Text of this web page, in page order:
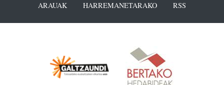
ARAUAK
HARREMANETARAKO RSS